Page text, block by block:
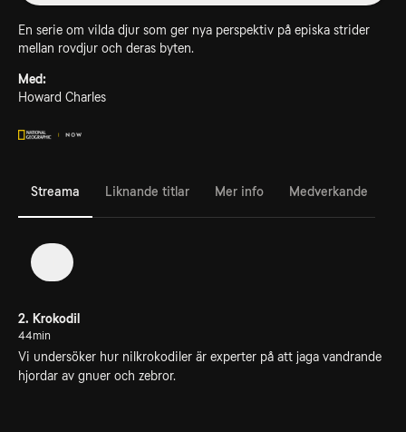
En serie om vilda djur som ger nya perspektiv på episka strider
mellan rovdjur och deras byten.
Med:
Howard Charles
Streama Liknande titlar Mer info Medverkande
2. Krokodil
44min
Vi undersöker hur nilkrokodiler är experter på att jaga vandrande
hjordar av gnuer och zebror.